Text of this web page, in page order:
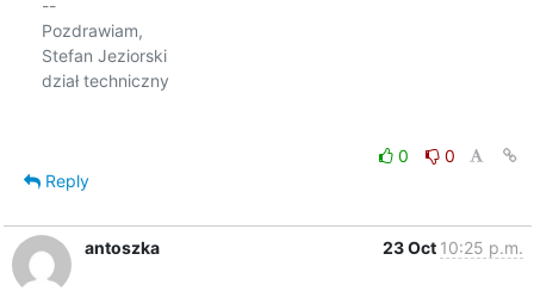
--
Pozdrawiam,
Stefan Jeziorski
dział techniczny
0
0
Reply
antoszka 23 Oct 10:25 p.m.